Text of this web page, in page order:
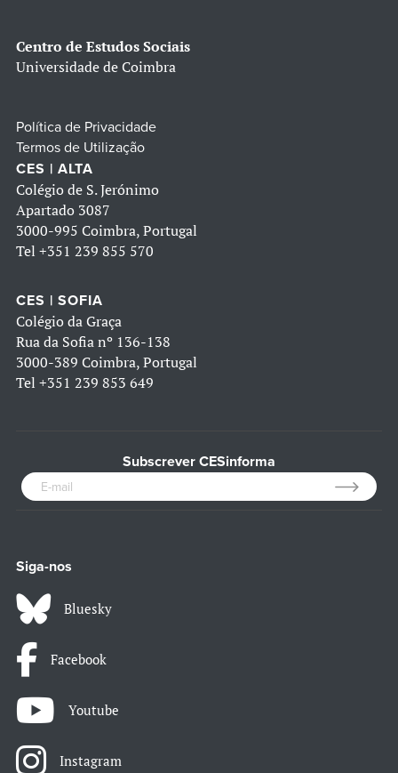
Centro de Estudos Sociais
Universidade de Coimbra
Política de Privacidade
Termos de Utilização
CES | ALTA
Colégio de S. Jerónimo
Apartado 3087
3000-995 Coimbra, Portugal
Tel +351 239 855 570
CES | SOFIA
Colégio da Graça
Rua da Sofia nº 136-138
3000-389 Coimbra, Portugal
Tel +351 239 853 649
Subscrever CESinforma
Siga-nos
Bluesky
Facebook
Youtube
Instagram